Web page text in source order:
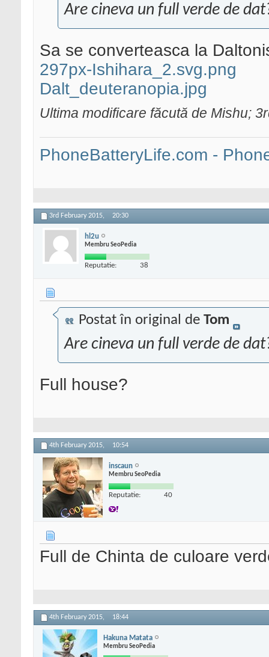
Are cineva un full verde de
Sa se converteasca la
297px-Ishihara_2.svg.png
Dalt_deuteranopia.jpg
Ultima modificare făcută de Mishu;
PhoneBatteryLife.com -
3rd February 2015, 20:30
hl2u
Membru SeoPedia
Reputatie: 38
Postat în original de Tom
Are cineva un full verde de
Full house?
4th February 2015, 10:54
inscaun
Membru SeoPedia
Reputatie: 40
Full de Chinta de culoare
4th February 2015, 18:44
Hakuna Matata
Membru SeoPedia